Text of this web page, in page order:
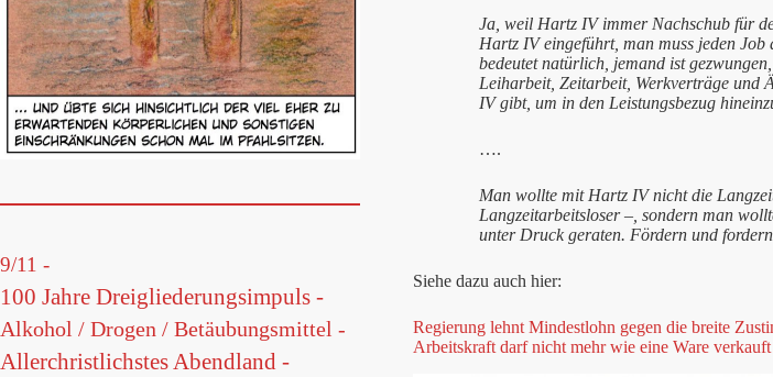
Ja, weil Hartz IV immer Nachschub für
Hartz IV eingeführt, man muss jeden
bedeutet natürlich, jemand ist
Leiharbeit, Zeitarbeit, Werkverträge und
IV gibt, um in den Leistungsbezug
….
Man wollte mit Hartz IV nicht die
Langzeitarbeitsloser –, sondern man
unter Druck geraten. Fördern und
Siehe dazu auch hier:
Regierung lehnt Mindestlohn gegen die breite
Arbeitskraft darf nicht mehr wie eine Ware
9/11 -
100 Jahre Dreigliederungsimpuls -
Alkohol / Drogen / Betäubungsmittel -
Allerchristlichstes Abendland -